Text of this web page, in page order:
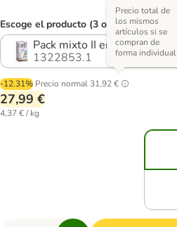
Escoge el producto (3 opciones)
Pack mixto II en paté
1322853.1
-12.31% Precio normal 31,92 €
Precio total de
los mismos
artículos si se
compran de
forma individual
27,99 €
4,37 € / kg